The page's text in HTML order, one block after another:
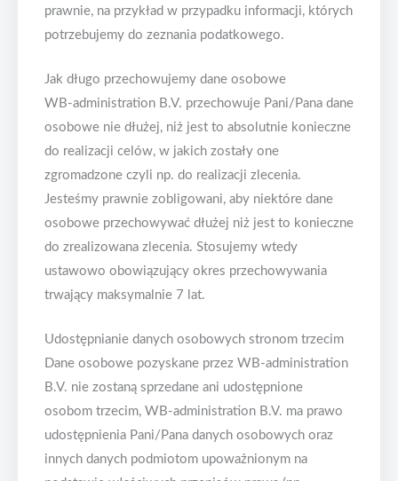
prawnie, na przykład w przypadku informacji, których
potrzebujemy do zeznania podatkowego.
Jak długo przechowujemy dane osobowe
WB-administration B.V. przechowuje Pani/Pana dane
osobowe nie dłużej, niż jest to absolutnie konieczne
do realizacji celów, w jakich zostały one
zgromadzone czyli np. do realizacji zlecenia.
Jesteśmy prawnie zobligowani, aby niektóre dane
osobowe przechowywać dłużej niż jest to konieczne
do zrealizowana zlecenia. Stosujemy wtedy
ustawowo obowiązujący okres przechowywania
trwający maksymalnie 7 lat.
Udostępnianie danych osobowych stronom trzecim
Dane osobowe pozyskane przez WB-administration
B.V. nie zostaną sprzedane ani udostępnione
osobom trzecim, WB-administration B.V. ma prawo
udostępnienia Pani/Pana danych osobowych oraz
innych danych podmiotom upoważnionym na